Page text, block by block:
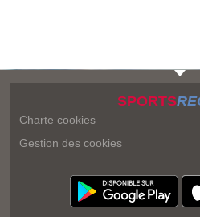
SPORTS
Charte cookies
Gestion des cookies